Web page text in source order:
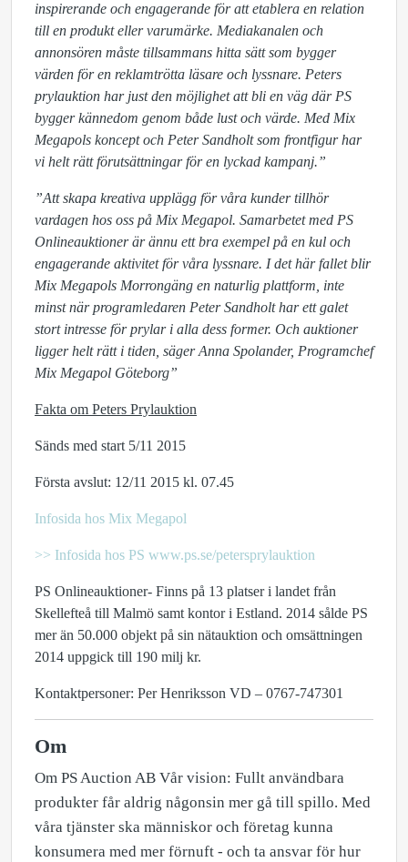
inspirerande och engagerande för att etablera en relation
till en produkt eller varumärke. Mediakanalen och
annonsören måste tillsammans hitta sätt som bygger
värden för en reklamtrötta läsare och lyssnare. Peters
prylauktion har just den möjlighet att bli en väg där PS
bygger kännedom genom både lust och värde. Med Mix
Megapols koncept och Peter Sandholt som frontfigur har
vi helt rätt förutsättningar för en lyckad kampanj.”
”Att skapa kreativa upplägg för våra kunder tillhör
vardagen hos oss på Mix Megapol. Samarbetet med PS
Onlineauktioner är ännu ett bra exempel på en kul och
engagerande aktivitet för våra lyssnare. I det här fallet blir
Mix Megapols Morrongäng en naturlig plattform, inte
minst när programledaren Peter Sandholt har ett galet
stort intresse för prylar i alla dess former. Och auktioner
ligger helt rätt i tiden, säger Anna Spolander, Programchef
Mix Megapol Göteborg”
Fakta om Peters Prylauktion
Sänds med start 5/11 2015
Första avslut: 12/11 2015 kl. 07.45
Infosida hos Mix Megapol
>> Infosida hos PS www.ps.se/petersprylauktion
PS Onlineauktioner- Finns på 13 platser i landet från
Skellefteå till Malmö samt kontor i Estland. 2014 sålde PS
mer än 50.000 objekt på sin nätauktion och omsättningen
2014 uppgick till 190 milj kr.
Kontaktpersoner: Per Henriksson VD – 0767-747301
Om
Om PS Auction AB Vår vision: Fullt användbara
produkter får aldrig någonsin mer gå till spillo. Med
våra tjänster ska människor och företag kunna
konsumera med mer förnuft - och ta ansvar för hur